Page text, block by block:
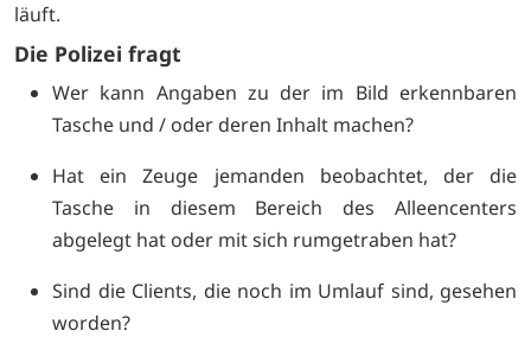
läuft.
Die Polizei fragt
Wer kann Angaben zu der im Bild erkennbaren
Tasche und / oder deren Inhalt machen?
Hat ein Zeuge jemanden beobachtet, der die
Tasche in diesem Bereich des Alleencenters
abgelegt hat oder mit sich rumgetraben hat?
Sind die Clients, die noch im Umlauf sind, gesehen
worden?